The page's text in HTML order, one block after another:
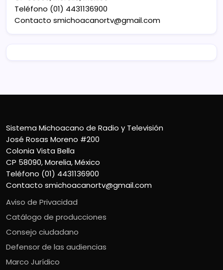
Teléfono (01) 4431136900
Contacto smichoacanortv@gmail.com
Sistema Michoacano de Radio y Televisión
José Rosas Moreno #200
Colonia Vista Bella
CP 58090, Morelia, México
Teléfono (01) 4431136900
Contacto smichoacanortv@gmail.com
Aviso de Privacidad
Catálogo de producciones
Consejo ciudadano
Defensor de las audiencias
Marco Jurídico